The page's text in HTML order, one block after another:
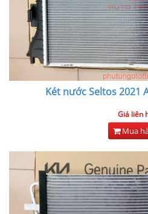
Két nước Seltos 2021
Giá liên
Mua